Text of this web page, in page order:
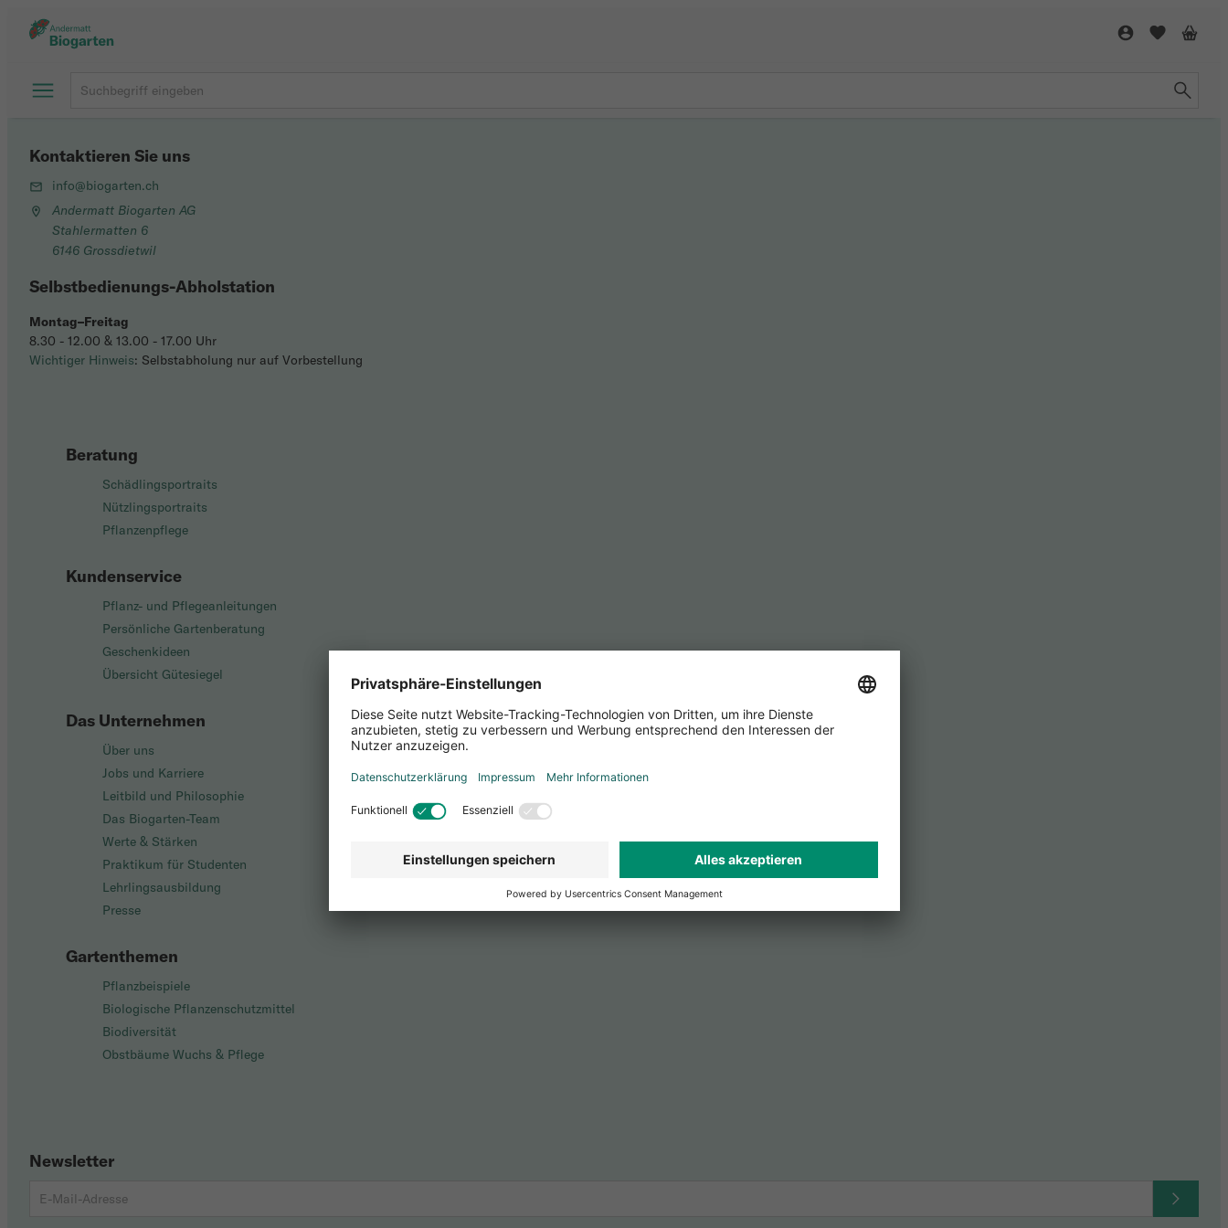
Beratung
Schädlingsportraits
Nützlingsportraits
Pflanzenpflege
Kundenservice
Pflanz- und Pflegeanleitungen
Persönliche Gartenberatung
Geschenkideen
Übersicht Gütesiegel
Das Unternehmen
Über uns
Jobs und Karriere
Leitbild und Philosophie
Das Biogarten-Team
Werte & Stärken
Praktikum für Studenten
Lehrlingsausbildung
Presse
Gartenthemen
Pflanzbeispiele
Biologische Pflanzenschutzmittel
Biodiversität
Obstbäume Wuchs & Pflege
Newsletter
Kontaktieren Sie uns
info@biogarten.ch
Andermatt Biogarten AG
Stahlermatten 6
6146 Grossdietwil
Selbstbedienungs-Abholstation
Montag–Freitag
8.30 - 12.00 & 13.00 - 17.00 Uhr
Wichtiger Hinweis: Selbstabholung nur auf Vorbestellung